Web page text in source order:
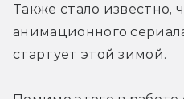
Также стало известно,
анимационного
стартует этой зимой.